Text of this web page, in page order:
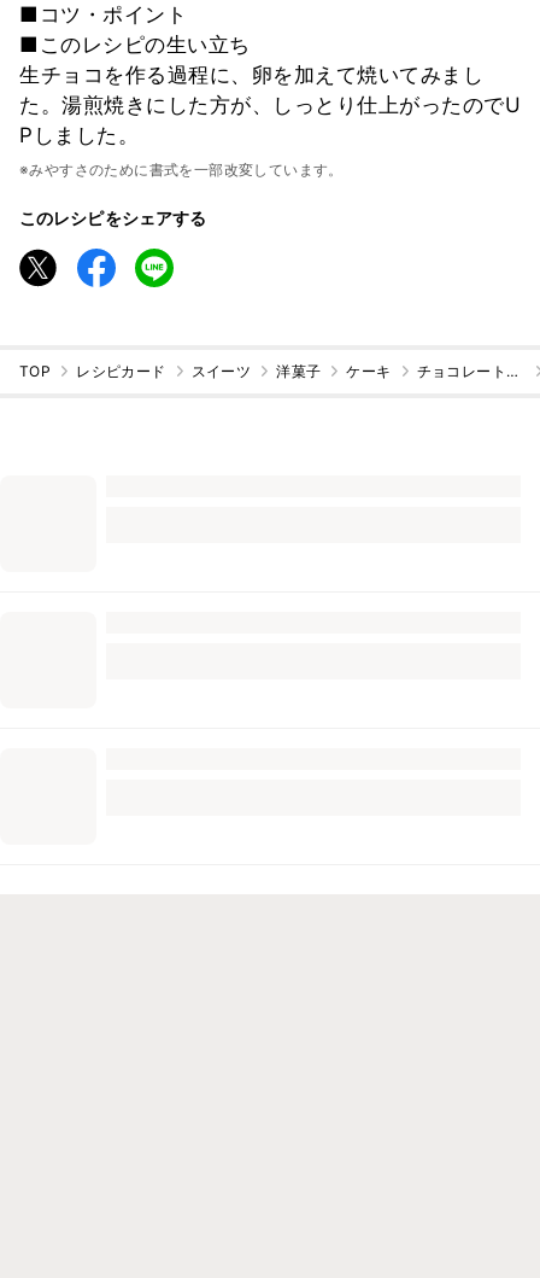
■コツ・ポイント
■このレシピの生い立ち
生チョコを作る過程に、卵を加えて焼いてみまし
た。湯煎焼きにした方が、しっとり仕上がったのでU
Pしました。
※みやすさのために書式を一部改変しています。
このレシピをシェアする
TOP レシピカード スイーツ 洋菓子 ケーキ チョコレートケーキ